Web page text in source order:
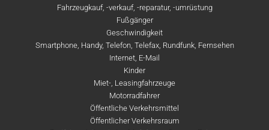
Fahrzeugkauf, -verkauf, -reparatur, -umrüstung
Fußgänger
Geschwindigkeit
Smartphone, Handy, Telefon, Telefax, Rundfunk, Fernsehen
Internet, E-Mail
Kinder
Miet-, Leasingfahrzeuge
Motorradfahrer
Öffentliche Verkehrsmittel
Öffentlicher Verkehrsraum